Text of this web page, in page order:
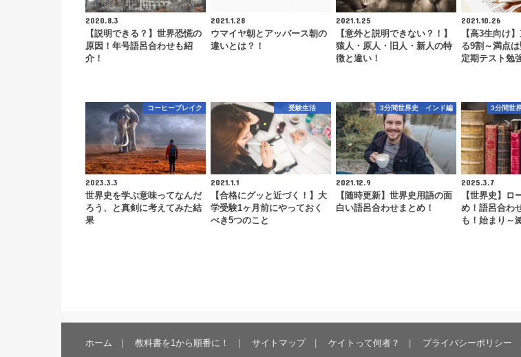
2020.8.3
【説明できる？】世界恐慌の
原因！年号語呂合わせも紹
介！
2021.1.28
ウマイヤ朝とアッバース朝の
違いとは？！
2021.1.25
【意外と説明できない？！】
猿人・原人・旧人・新人の特
徴と違い！
2021.10.26
【高3生向け
る9割～満点
定期テスト勉
コーヒーブレイク
2023.3.3
世界史を学ぶ意味ってなんだ
ろう、と真剣に考えてみた結
果
受験生活
2021.1.1
【合格にグッと近づく！】大
学受験1ヶ月前にやっておく
べき5つのこと
3分間世界史 インド編
2021.12.9
【随時更新】世界史用語の面
白い語呂合わせまとめ！
3分間世
2025.3.7
【世界史】ロ
め！語呂合わ
も！始まり～
ホーム 教科書を1から順番に！ サイトマップ ケイトって何者？ プライバシーポリシー